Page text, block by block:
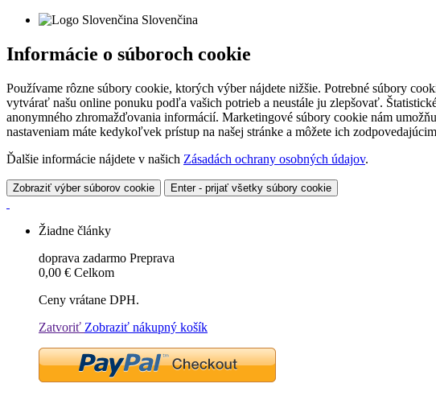
Slovenčina
Informácie o súboroch cookie
Používame rôzne súbory cookie, ktorých výber nájdete nižšie. Potrebné súbory
vytvárať našu online ponuku podľa vašich potrieb a neustále ju zlepšovať.
anonymného zhromažďovania informácií. Marketingové súbory cookie nám
nastaveniam máte kedykoľvek prístup na našej stránke a môžete ich
Ďalšie informácie nájdete v našich Zásadách ochrany osobných údajov.
Zobraziť výber súborov cookie Enter - prijať všetky súbory cookie
Žiadne články
doprava zadarmo Preprava
0,00 € Celkom
Ceny vrátane DPH.
Zatvoriť Zobraziť nákupný košík